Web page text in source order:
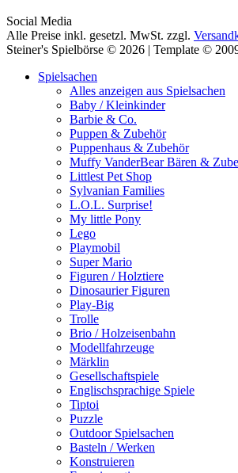
Social Media
Alle Preise inkl. gesetzl. MwSt. zzgl.
Steiner's Spielbörse © 2026 | Template ©
Spielsachen
Alles anzeigen aus Spielsachen
Baby / Kleinkinder
Barbie & Co.
Puppen & Zubehör
Puppenhaus & Zubehör
Muffy VanderBear Bären &
Littlest Pet Shop
Sylvanian Families
L.O.L. Surprise!
My little Pony
Lego
Playmobil
Super Mario
Figuren / Holztiere
Dinosaurier Figuren
Play-Big
Trolle
Brio / Holzeisenbahn
Modellfahrzeuge
Märklin
Gesellschaftspiele
Englischsprachige Spiele
Tiptoi
Puzzle
Outdoor Spielsachen
Basteln / Werken
Konstruieren